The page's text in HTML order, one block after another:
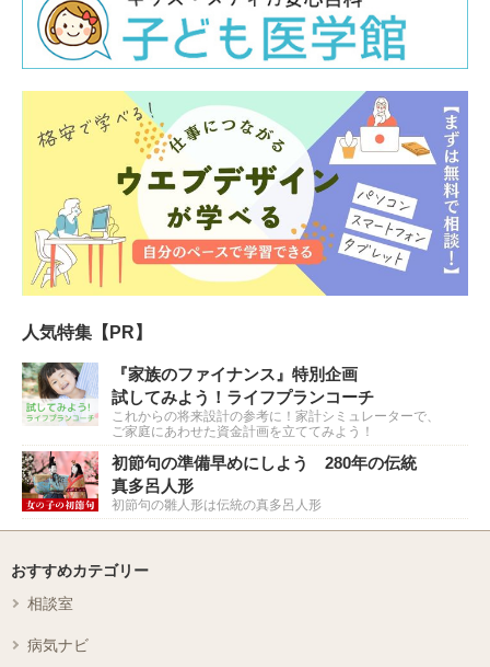
人気特集【PR】
『家族のファイナンス』特別企画
試してみよう！ライフプランコーチ
これからの将来設計の参考に！家計シミュレーターで、
ご家庭にあわせた資金計画を立ててみよう！
初節句の準備早めにしよう 280年の伝統
真多呂人形
初節句の雛人形は伝統の真多呂人形
おすすめカテゴリー
相談室
病気ナビ